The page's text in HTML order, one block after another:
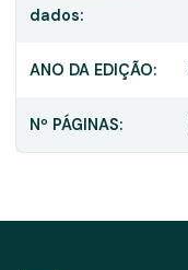
dados:
ANO DA EDIÇÃO:
Nº PÁGINAS: